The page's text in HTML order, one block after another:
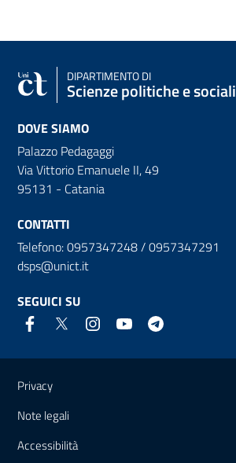
DIPARTIMENTO DI
Scienze politiche e sociali
DOVE SIAMO
Palazzo Pedagaggi
Via Vittorio Emanuele II, 49
95131 - Catania
CONTATTI
Telefono: 0957347248 / 0957347291
dsps@unict.it
SEGUICI SU
Link e informazioni utili
Privacy
Note legali
Accessibilità